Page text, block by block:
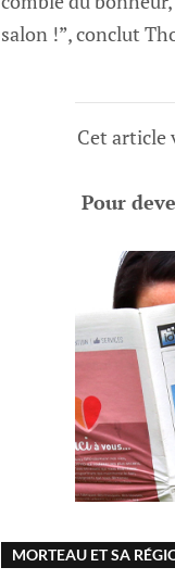
salon !”, conclut
Cet article
Pour
MORTEAU ET SA